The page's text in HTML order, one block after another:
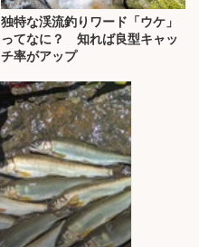
独特な渓流釣りワード「ウケ」
ってなに？ 知れば良型キャッ
チ率がアップ